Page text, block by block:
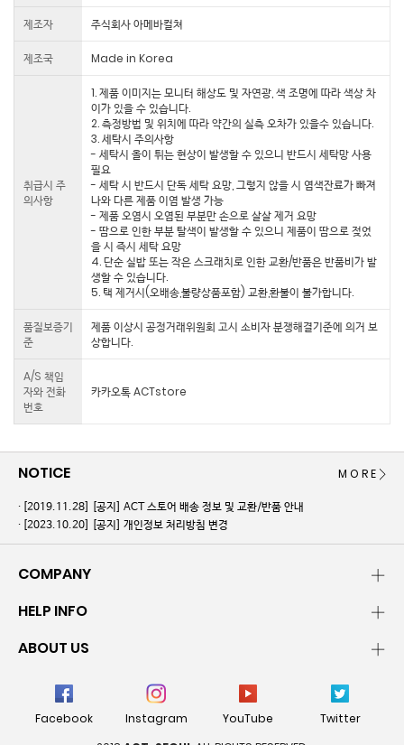
제조자 주식회사 아메바컬쳐
제조국 Made in Korea
취급시 주
의사항
1. 제품 이미지는 모니터 해상도 및 자연광, 색 조명에 따라 색상 차
이가 있을 수 있습니다.
2. 측정방법 및 위치에 따라 약간의 실측 오차가 있을수 있습니다.
3. 세탁시 주의사항
- 세탁시 올이 튀는 현상이 발생할 수 있으니 반드시 세탁망 사용
필요
- 세탁 시 반드시 단독 세탁 요망, 그렇지 않을 시 염색잔료가 빠져
나와 다른 제품 이염 발생 가능
- 제품 오염시 오염된 부분만 손으로 살살 제거 요망
- 땀으로 인한 부분 탈색이 발생할 수 있으니 제품이 땀으로 젖었
을 시 즉시 세탁 요망
4. 단순 실밥 또는 작은 스크래치로 인한 교환/반품은 반품비가 발
생할 수 있습니다.
5. 택 제거시(오배송,불량상품포함) 교환,환불이 불가합니다.
품질보증기
준
제품 이상시 공정거래위원회 고시 소비자 분쟁해결기준에 의거 보
상합니다.
A/S 책임
자와 전화
번호
카카오톡 ACTstore
NOTICE
[2019.11.28]
[공지] ACT 스토어 배송 정보 및 교환/반품 안내
[2023.10.20]
[공지] 개인정보 처리방침 변경
MORE
COMPANY
HELP INFO
ABOUT US
Facebook Instagram YouTube
Twitter